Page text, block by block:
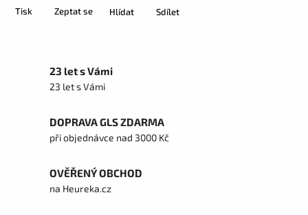
Tisk Zeptat se Hlídat Sdílet
23 let s Vámi
23 let s Vámi
DOPRAVA GLS ZDARMA
při objednávce nad 3000 Kč
OVĚŘENÝ OBCHOD
na Heureka.cz